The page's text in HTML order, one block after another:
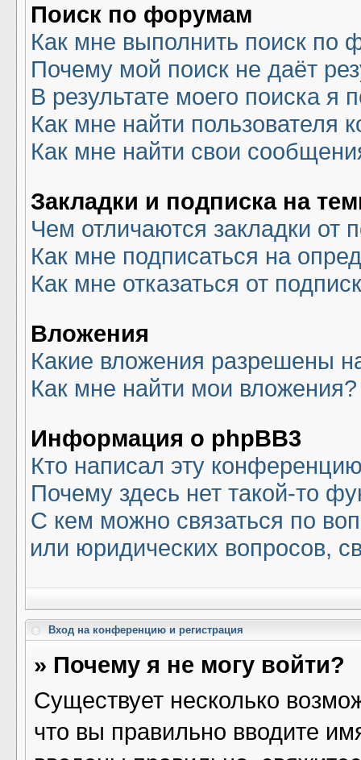
Поиск по форумам
Как мне выполнить поиск
Почему мой поиск не даёт
В результате моего поиска я
Как мне найти пользователя
Как мне найти свои
Закладки и подписка на
Чем отличаются закладки от
Как мне подписаться на
Как мне отказаться от
Вложения
Какие вложения разрешены
Как мне найти мои вложения?
Информация о phpBB3
Кто написал эту
Почему здесь нет такой-то
С кем можно связаться по
или юридических вопросов,
Вход на конференцию и регистрация
» Почему я не могу войти?
Существует несколько
что вы правильно вводите